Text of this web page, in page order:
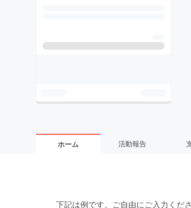
ホーム 活動報告
下記は例です。ご自由にご入力くださ